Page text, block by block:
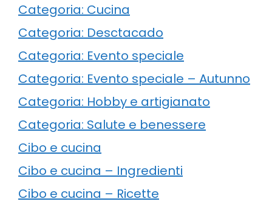
Categoria: Cucina
Categoria: Desctacado
Categoria: Evento speciale
Categoria: Evento speciale – Autunno
Categoria: Hobby e artigianato
Categoria: Salute e benessere
Cibo e cucina
Cibo e cucina – Ingredienti
Cibo e cucina – Ricette